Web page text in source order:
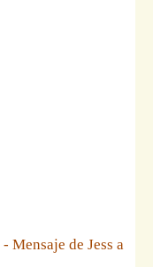
- Mensaje de Jess a